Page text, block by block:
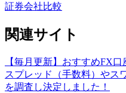
証券会社比較
関連サイト
【毎月更新】おすすめFX口
スプレッド（手数料）やス
を調査し決定しました！